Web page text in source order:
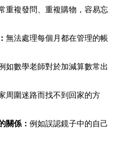
重複發問、重複購物，容易忘
無法處理每個月都在管理的帳
如數學老師對於加減算數常出
周圍迷路而找不到回家的方
關係： 例如誤認鏡子中的自己